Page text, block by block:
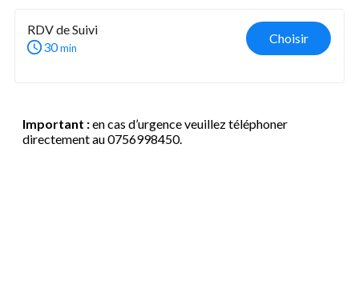
Choisir
RDV de Suivi
30min
Important :en cas d’urgence veuillez téléphoner
directement au 0756998450.